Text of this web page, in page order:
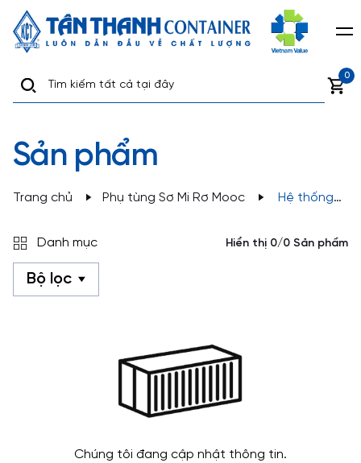
0
Sản phẩm
Trang chủ Phụ tùng Sơ Mi Rơ Mooc
Danh mục
Hiển thị 0/0 Sản phẩm
Bộ lọc
Chúng tôi đang cập nhật thông tin.